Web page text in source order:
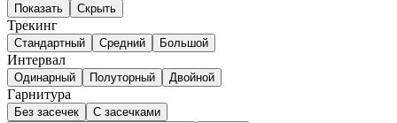
Показать Скрыть
Трекинг
Стандартный Средний Большой
Интервал
Одинарный Полуторный Двойной
Гарнитура
Без засечек
С засечками